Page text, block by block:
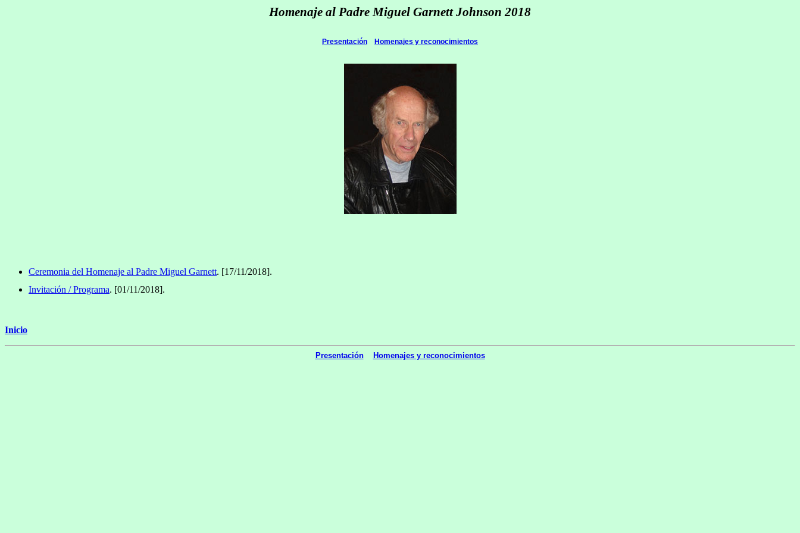
Homenaje al Padre Miguel Garnett Johnson 2018
Presentación Homenajes y reconocimientos
Ceremonia del Homenaje al Padre Miguel Garnett. [17/11/2018].
Invitación / Programa. [01/11/2018].
Inicio
Presentación Homenajes y reconocimientos